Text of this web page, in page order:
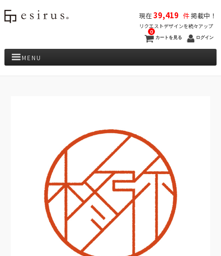
現在39,419 件掲載中！
リクエストデザインを続々アップ
カートを見る
0
ログイン
MENU